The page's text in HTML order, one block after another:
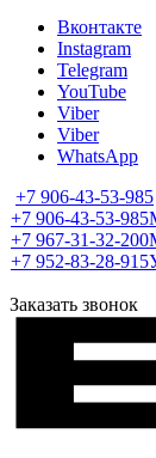
Вконтакте
Instagram
Telegram
YouTube
Viber
Viber
WhatsApp
+7 906-43-53-985
+7 906-43-53-985
+7 967-31-32-200
+7 952-83-28-915
Заказать звонок